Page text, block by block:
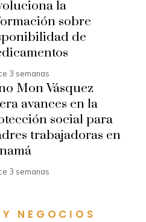
la
sobre
de
3 semanas
Mon Vásquez
avances en la
social para
trabajadoras en
3 semanas
NEGOCIOS